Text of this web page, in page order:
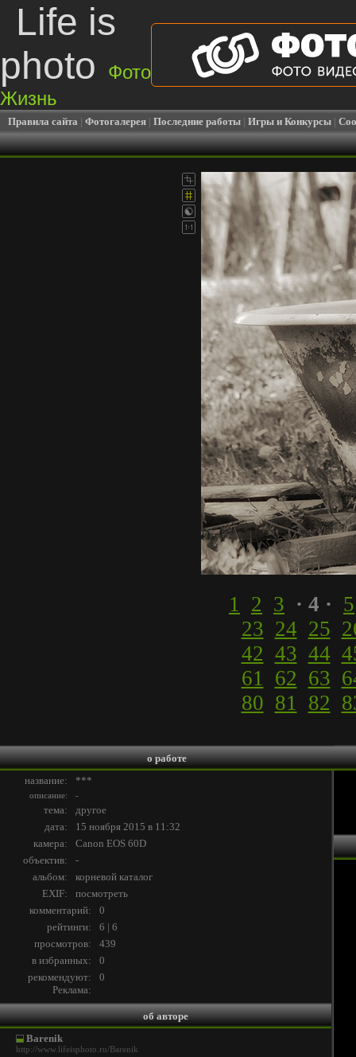
Life is
photo
Фото
Жизнь
Правила сайта | Фотогалерея | Последние работы | Игры и Конкурсы |
1 2 3 · 4 · 5
23 24 25
42 43 44
61 62 63
80 81 82
о работе
название:
***
описание: -
тема:
другое
дата:
15 ноября 2015 в 11:32
камера:
Canon EOS 60D
объектив:
-
альбом:
корневой каталог
EXIF:
посмотреть
комментарий:
0
рейтинги:
6 | 6
просмотров:
439
в избранных:
0
рекомендуют:
0
Реклама:
об авторе
Barenik
http://www.lifeisphoto.ru/Barenik